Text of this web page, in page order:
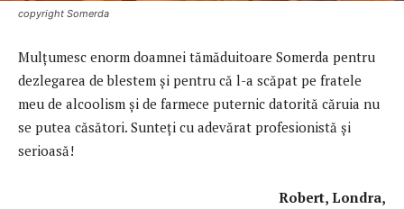
copyright Somerda
Mulţumesc enorm doamnei tămăduitoare Somerda pentru
dezlegarea de blestem şi pentru că l-a scăpat pe fratele
meu de alcoolism şi de farmece puternic datorită căruia nu
se putea căsători. Sunteți cu adevărat profesionistă și
serioasă!
Robert, Londra,